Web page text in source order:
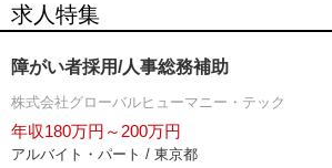
求人特集
障がい者採用/人事総務補助
株式会社グローバルヒューマニー・テック
年収180万円～200万円
アルバイト・パート / 東京都